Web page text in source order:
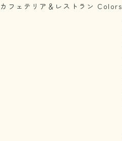
カフェテリア＆レストラン Colors